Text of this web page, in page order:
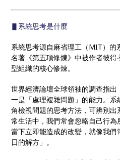
▋系統思考是什麼
系統思考源自麻省理工（MIT）的
名著《第五項修煉》中被作者彼
型組織的核心修煉。
世界經濟論壇全球領袖的調查指
一是「處理複雜問題」的能力。
角檢視問題的思考方法，可辨別
常生活中，我們常會忽略自己行
當下立即能造成的改變，就像我
日的解方」。